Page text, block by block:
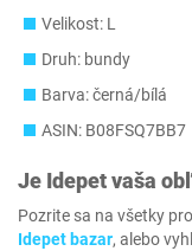
Velikost: L
Druh: bundy
Barva: černá/bílá
ASIN: B08FSQ7BB7
Je Idepetvaša
Pozrite sa na všetky
Idepet bazar, alebo